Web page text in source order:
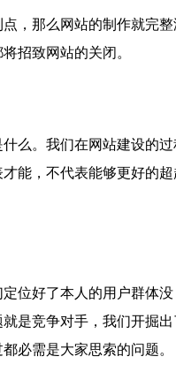
，那么网站的制作就完整
招致网站的关闭。
么。我们在网站建设的过
能，不代表能够更好的超
位好了本人的用户群体没
是竞争对手，我们开掘出
必需是大家思索的问题。